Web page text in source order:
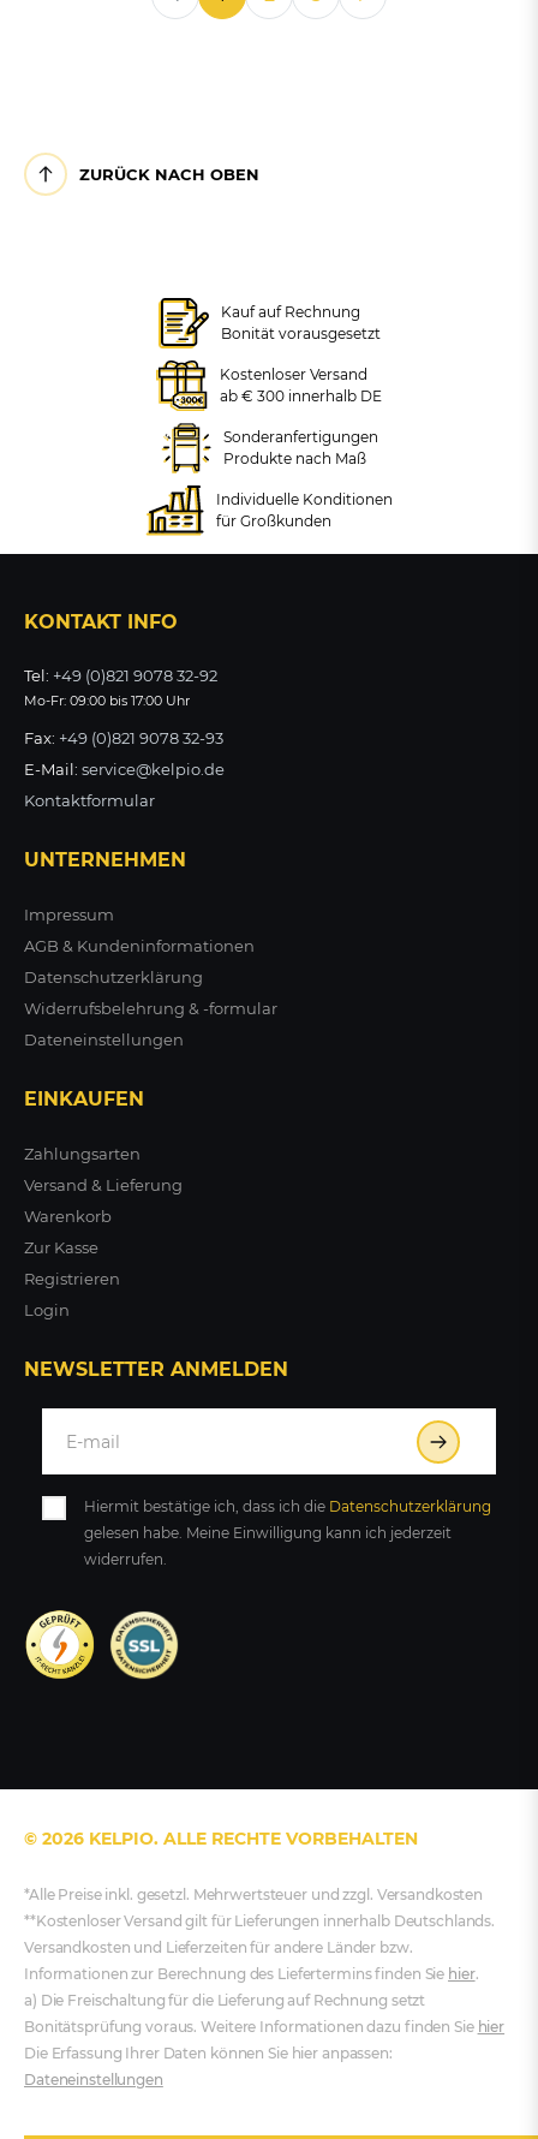
ZURÜCK NACH OBEN
Kauf auf Rechnung
Bonität vorausgesetzt
Kostenloser Versand
ab € 300 innerhalb DE
Sonderanfertigungen
Produkte nach Maß
Individuelle Konditionen
für Großkunden
KONTAKT INFO
Tel: +49 (0)821 9078 32-92
Mo-Fr: 09:00 bis 17:00 Uhr
Fax: +49 (0)821 9078 32-93
E-Mail: service@kelpio.de
Kontaktformular
UNTERNEHMEN
Impressum
AGB & Kundeninformationen
Datenschutzerklärung
Widerrufsbelehrung & -formular
Dateneinstellungen
EINKAUFEN
Zahlungsarten
Versand & Lieferung
Warenkorb
Zur Kasse
Registrieren
Login
NEWSLETTER ANMELDEN
Hiermit bestätige ich, dass ich die Daten­schutz­erklärung
gelesen habe. Meine Einwilligung kann ich jederzeit
widerrufen.
© 2026 KELPIO. ALLE RECHTE VORBEHALTEN
*Alle Preise inkl. gesetzl. Mehrwertsteuer und zzgl. Versandkosten
**Kostenloser Versand gilt für Lieferungen innerhalb Deutschlands.
Versandkosten und Lieferzeiten für andere Länder bzw.
Informationen zur Berechnung des Liefertermins finden Sie hier.
a) Die Freischaltung für die Lieferung auf Rechnung setzt
Bonitätsprüfung voraus. Weitere Informationen dazu finden Sie hier
Die Erfassung Ihrer Daten können Sie hier anpassen:
Dateneinstellungen